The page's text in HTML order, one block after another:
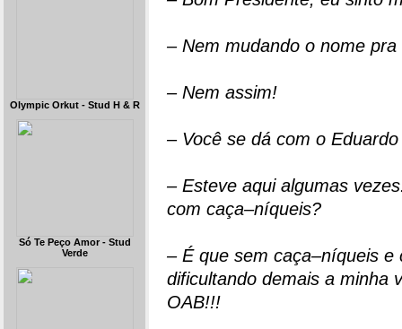
Olympic Orkut - Stud H & R
Só Te Peço Amor - Stud
Verde
– Nem mudando o nome
– Nem assim!
– Você se dá com o
– Esteve aqui algumas
com caça–níqueis?
– É que sem caça–níqueis
dificultando demais a minha
OAB!!!